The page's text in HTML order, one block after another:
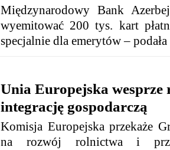
Międzynarodowy Bank
wyemitować 200 tys. kart
specjalnie dla emerytów –
Unia Europejska
integrację gospodarczą
Komisja Europejska przekaże
na rozwój rolnictwa i